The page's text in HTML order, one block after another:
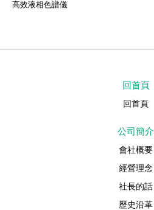
高效液相色譜儀
回首頁
回首頁
公司簡介
會社概要
經營理念
社長的話
歷史沿革